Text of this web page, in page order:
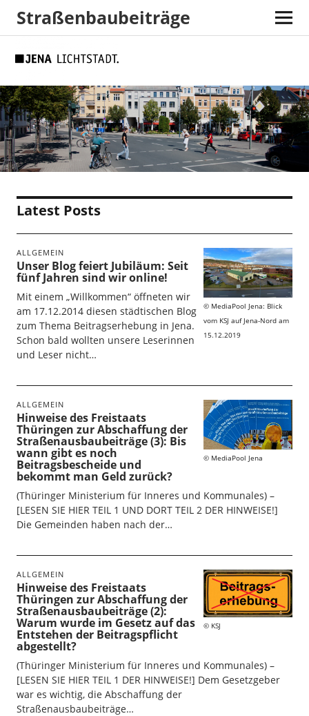
map
Straßenbaubeiträge
Latest Posts
MediaPool Jena: Blick
vom KSJ auf Jena-Nord am
15.12.2019
ALLGEMEIN
Unser Blog feiert Jubiläum: Seit
fünf Jahren sind wir online!
Mit einem „Willkommen“ öffneten wir
am 17.12.2014 diesen städtischen Blog
zum Thema Beitragserhebung in Jena.
Schon bald wollten unsere Leserinnen
und Leser nicht…
MediaPool Jena
ALLGEMEIN
Hinweise des Freistaats
Thüringen zur Abschaffung der
Straßenausbaubeiträge (3): Bis
wann gibt es noch
Beitragsbescheide und
bekommt man Geld zurück?
(Thüringer Ministerium für Inneres und Kommunales) –
[LESEN SIE HIER TEIL 1 UND DORT TEIL 2 DER HINWEISE!]
Die Gemeinden haben nach der…
KSJ
ALLGEMEIN
Hinweise des Freistaats
Thüringen zur Abschaffung der
Straßenausbaubeiträge (2):
Warum wurde im Gesetz auf das
Entstehen der Beitragspflicht
abgestellt?
(Thüringer Ministerium für Inneres und Kommunales) –
[LESEN SIE HIER TEIL 1 DER HINWEISE!] Dem Gesetzgeber
war es wichtig, die Abschaffung der
Straßenausbaubeiträge…